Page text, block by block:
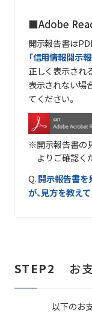
■Adobe
開示報告書は
「信用情報開示報
正しく表示され
表示されない場
てください。
開示報告書の
よりご確認く
Q.開示報告書を
が、見方を教え
STEP2 お
以下のお